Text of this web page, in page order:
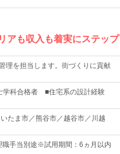
アも収入も着実にステッ
理を担当します。街づくりに貢献
学科合格者 ■住宅系の設計経験
たま市／熊谷市／越谷市／川越
手当別途※試用期間：6ヵ月以内